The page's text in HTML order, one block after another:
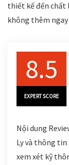
thiết kế đến chất
không thêm ngay
8.5
EXPERT SCORE
Nội dung
Ly và thông tin
xem xét kỹ